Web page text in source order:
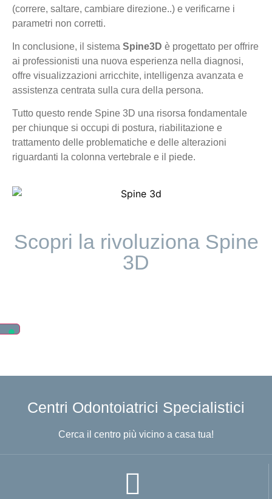
(correre, saltare, cambiare direzione..) e verificarne i
parametri non corretti.
In conclusione, il sistema Spine3D è progettato per offrire
ai professionisti una nuova esperienza nella diagnosi,
offre visualizzazioni arricchite, intelligenza avanzata e
assistenza centrata sulla cura della persona.
Tutto questo rende Spine 3D una risorsa fondamentale
per chiunque si occupi di postura, riabilitazione e
trattamento delle problematiche e delle alterazioni
riguardanti la colonna vertebrale e il piede.
Scopri la rivoluziona Spine
3D
Centri Odontoiatrici Specialistici
Cerca il centro più vicino a casa tua!